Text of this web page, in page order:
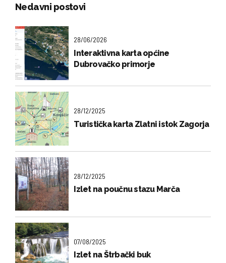
Nedavni postovi
28/06/2026
Interaktivna karta općine
Dubrovačko primorje
28/12/2025
Turistička karta Zlatni istok Zagorja
28/12/2025
Izlet na poučnu stazu Marča
07/08/2025
Izlet na Štrbački buk